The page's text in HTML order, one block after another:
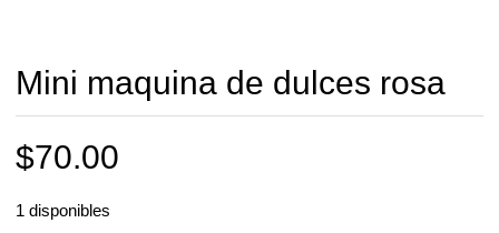
Mini maquina de dulces rosa
$70.00
1 disponibles